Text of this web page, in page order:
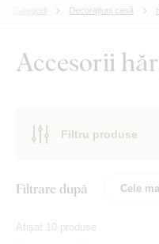
Categorii Decorațiuni casă
Accesorii
Filtru produse
Filtrare după
Afișat 10 produse